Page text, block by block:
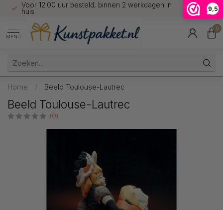
9,5
Voor 12.00 uur besteld, binnen 2 werkdagen in
huis
7 dagen
9.5
MENU
0
Home / Beeld Toulouse-Lautrec
Beeld Toulouse-Lautrec
(0)